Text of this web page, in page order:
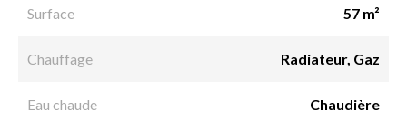
Surface 57 m²
Chauffage Radiateur, Gaz
Eau chaude Chaudière